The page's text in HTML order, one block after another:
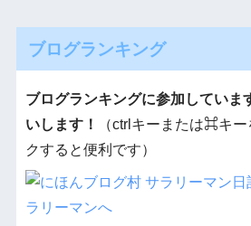
ブログランキング
ブログランキングに参加していま
いします！
（ctrlキーまたは⌘キ
クすると便利です）